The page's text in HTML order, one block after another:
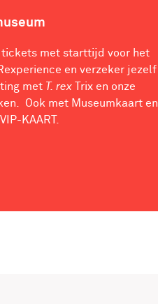
tickets met starttijd voor het
en verzeker jezelf
met T. rex Trix en onze
Ook met Museumkaart en
KAART.